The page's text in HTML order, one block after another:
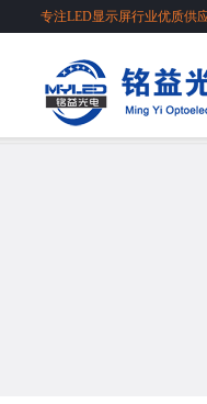
专注LED显示屏行业优质供